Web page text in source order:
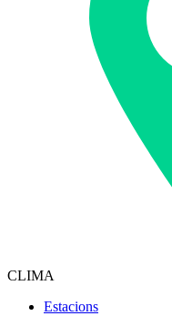
CLIMA
Estacions